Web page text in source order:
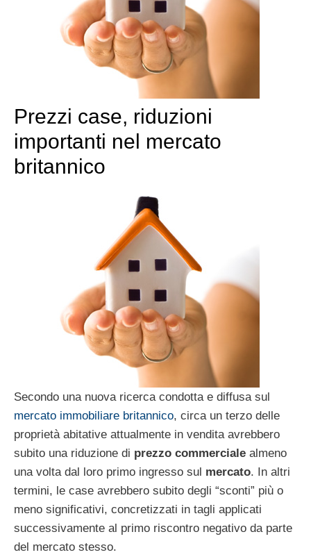
Prezzi case, riduzioni
importanti nel mercato
britannico
Secondo una nuova ricerca condotta e diffusa sul
mercato immobiliare britannico, circa un terzo delle
proprietà abitative attualmente in vendita avrebbero
subito una riduzione di prezzo commerciale almeno
una volta dal loro primo ingresso sul mercato. In altri
termini, le case avrebbero subito degli “sconti” più o
meno significativi, concretizzati in tagli applicati
successivamente al primo riscontro negativo da parte
del mercato stesso.